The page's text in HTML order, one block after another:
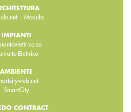
- Modulo
IMPIANTI
Elettrico
AMBIENTE
SmartCity
CONTRACT